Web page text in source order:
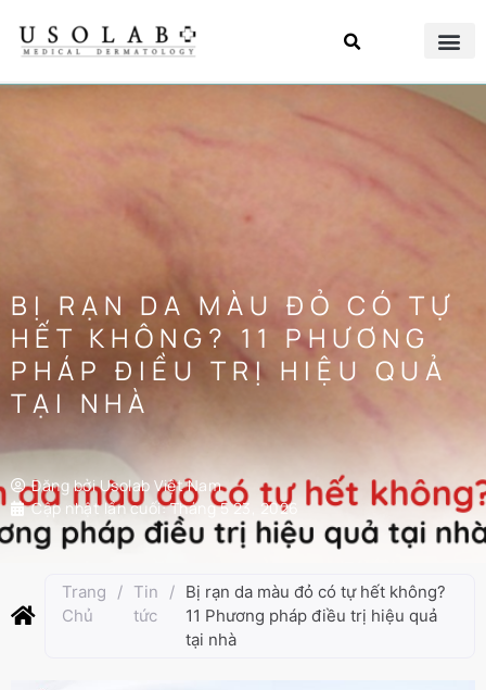
BỊ RẠN DA MÀU ĐỎ CÓ TỰ
HẾT KHÔNG? 11 PHƯƠNG
PHÁP ĐIỀU TRỊ HIỆU QUẢ
TẠI NHÀ
Đăng bởiUsolab Việt Nam
Cập nhật lần cuối:Tháng 5 23, 2026
Trang
Chủ
/ Tin
tức
/ Bị rạn da màu đỏ có tự hết không?
11 Phương pháp điều trị hiệu quả
tại nhà